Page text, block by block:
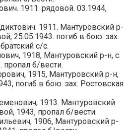
1911. рядовой. 03.1944,
1911. Мантуровский р-
25.05.1943. погиб в бою. зах.
с/с.
1918, Мантуровский р-н, с.
пропал б/вести.
1915, Мантуровский р-н,
погиб в бою. зах. Ростовская
1913. Мантуровский
1943, пропал б/вести.
1906, Мантуровский р-